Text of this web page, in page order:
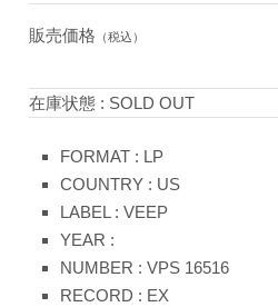
販売価格 （税込）
在庫状態 : SOLD OUT
FORMAT : LP
COUNTRY : US
LABEL : VEEP
YEAR :
NUMBER : VPS 16516
RECORD : EX